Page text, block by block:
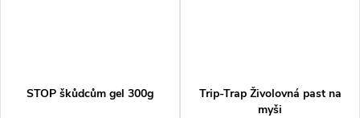
STOP škůdcům gel 300g
Trip-Trap Živolovná past na
myši